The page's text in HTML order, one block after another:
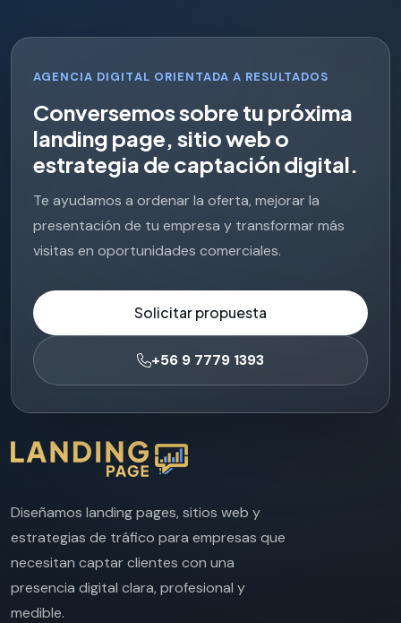
AGENCIA DIGITAL ORIENTADA A RESULTADOS
Conversemossobre tu próxima
landing page, sitioweb o
estrategia de captacióndigital.
Te ayudamos a ordenar la oferta, mejorar la
presentación de tu empresa y transformar más
visitas en oportunidades comerciales.
Solicitar propuesta
+56 9 7779 1393
Diseñamos landing pages, sitios web y
estrategias de tráfico para empresas que
necesitan captar clientes con una
presencia digital clara, profesional y
medible.